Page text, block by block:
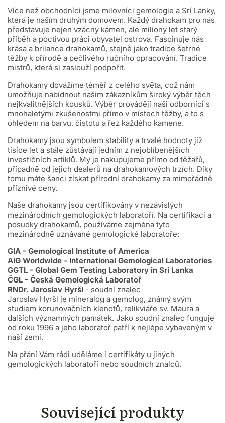
Více než obchodníci jsme milovníci gemologie a Srí Lanky,
která je naším druhým domovem. Každý drahokam pro nás
představuje nejen vzácný kámen, ale miliony let starý
příběh a poctivou práci obyvatel ostrova. Fascinuje nás
krása a brilance drahokamů, stejně jako tradice šetrné
těžby k přírodě a pečlivého ručního opracování. Tradice
mistrů, která si zaslouží podpořit.
Drahokamy dovážíme téměř z celého světa, což nám
umožňuje nabídnout našim zákazníkům široký výběr těch
nejkvalitnějších kousků. Výběr provádějí naši odborníci s
mnohaletými zkušenostmi přímo v místech těžby, a to s
ohledem na barvu, čistotu a řez každého kamene.
Drahokamy jsou symbolem stability a trvalé hodnoty již
tisíce let a stále zůstávají jedním z nejoblíbenějších
investičních artiklů. My je nakupujeme přímo od těžařů,
případně od jejich dealerů na drahokamových trzích. Díky
tomu máte šanci získat přírodní drahokamy za mimořádně
příznivé ceny.
Naše drahokamy jsou certifikovány v nezávislých
mezinárodních gemologických laboratoří. Na certifikaci a
posudky drahokamů, používáme zejména tyto
mezinárodně uznávané gemologické laboratoře:
GIA - Gemological Institute of America
AIG Worldwide - International Gemological Laboratories
GGTL - Global Gem Testing Laboratory in Sri Lanka
ČGL - Česká Gemologická Laboratoř
RNDr. Jaroslav Hyršl - soudní znalec
Jaroslav Hyršl je mineralog a gemolog, známý svým
studiem korunovačních klenotů, relikviáře sv. Maura a
dalších významných památek. Jako soudní znalec funguje
od roku 1996 a jeho laboratoř patří k nejlépe vybaveným v
naší zemi.
Na přání Vám rádi uděláme i certifikáty u jiných
gemologických laboratoří nebo soudních znalců.
Související produkty